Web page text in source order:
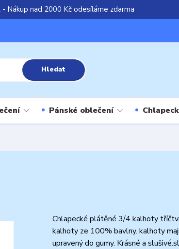
Nákup nad 2000 Kč odesíláme zdarma
Hledat
Pánské oblečení
Chlapecké plátěné 3/4 kalhoty
kalhoty ze 100% bavlny. kalhoty
upravený do gumy. Krásné a